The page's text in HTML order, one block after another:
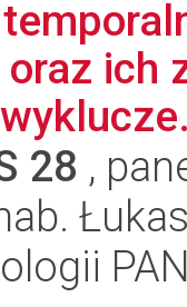
ich
28 ,